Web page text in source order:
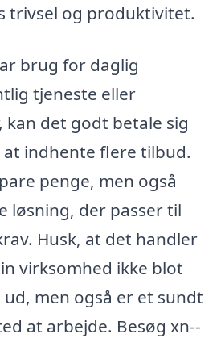
trivsel og produktivitet.
brug for daglig
tjeneste eller
kan det godt betale sig
indhente flere tilbud.
penge, men også
løsning, der passer til
Husk, at det handler
virksomhed ikke blot
men også er et sundt
at arbejde. Besøg xn--